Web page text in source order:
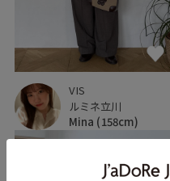
VIS
ルミネ立川
Mina (158cm)